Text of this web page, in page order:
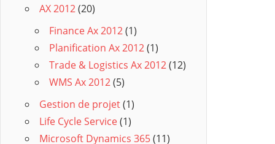
AX 2012(20)
Finance Ax 2012(1)
Planification Ax 2012(1)
Trade & Logistics Ax 2012(12)
WMS Ax 2012(5)
Gestion de projet(1)
Life Cycle Service(1)
Microsoft Dynamics 365(11)